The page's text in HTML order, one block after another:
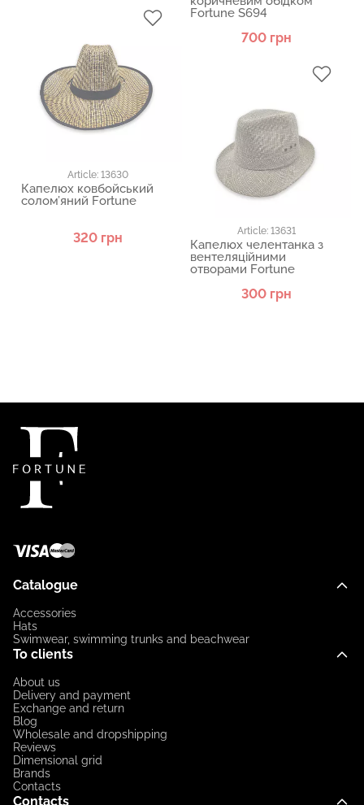
Article: 13630
Капелюх ковбойський
солом’яний Fortune
320 грн
Fortune S694
700 грн
Article: 13631
Капелюх челентанка з
вентеляційними
отворами Fortune
300 грн
Catalogue
Accessories
Hats
Swimwear, swimming trunks and beachwear
To clients
About us
Delivery and payment
Exchange and return
Blog
Wholesale and dropshipping
Reviews
Dimensional grid
Brands
Contacts
Contacts